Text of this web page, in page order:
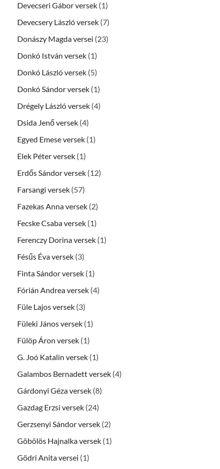
Devecseri Gábor versek (1)
Devecsery László versek (7)
Donászy Magda versei (23)
Donkó István versek (1)
Donkó László versek (5)
Donkó Sándor versek (1)
Drégely László versek (4)
Dsida Jenő versek (4)
Egyed Emese versek (1)
Elek Péter versek (1)
Erdős Sándor versek (12)
Farsangi versek (57)
Fazekas Anna versek (2)
Fecske Csaba versek (1)
Ferenczy Dorina versek (1)
Fésűs Éva versek (3)
Finta Sándor versek (1)
Fórián Andrea versek (4)
Füle Lajos versek (3)
Füleki János versek (1)
Fülöp Áron versek (1)
G. Joó Katalin versek (1)
Galambos Bernadett versek (4)
Gárdonyi Géza versek (8)
Gazdag Erzsi versek (24)
Gerzsenyi Sándor versek (2)
Göbölös Hajnalka versek (1)
Gödri Anita versei (1)